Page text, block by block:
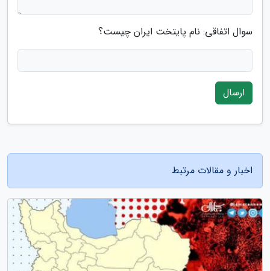
سوال اتفاقی: نام پایتخت ایران چیست؟
ارسال
اخبار و مقالات مرتبط